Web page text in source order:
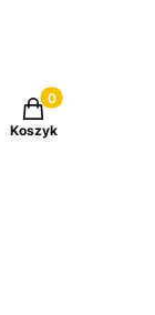
Produkty w
Koszyk